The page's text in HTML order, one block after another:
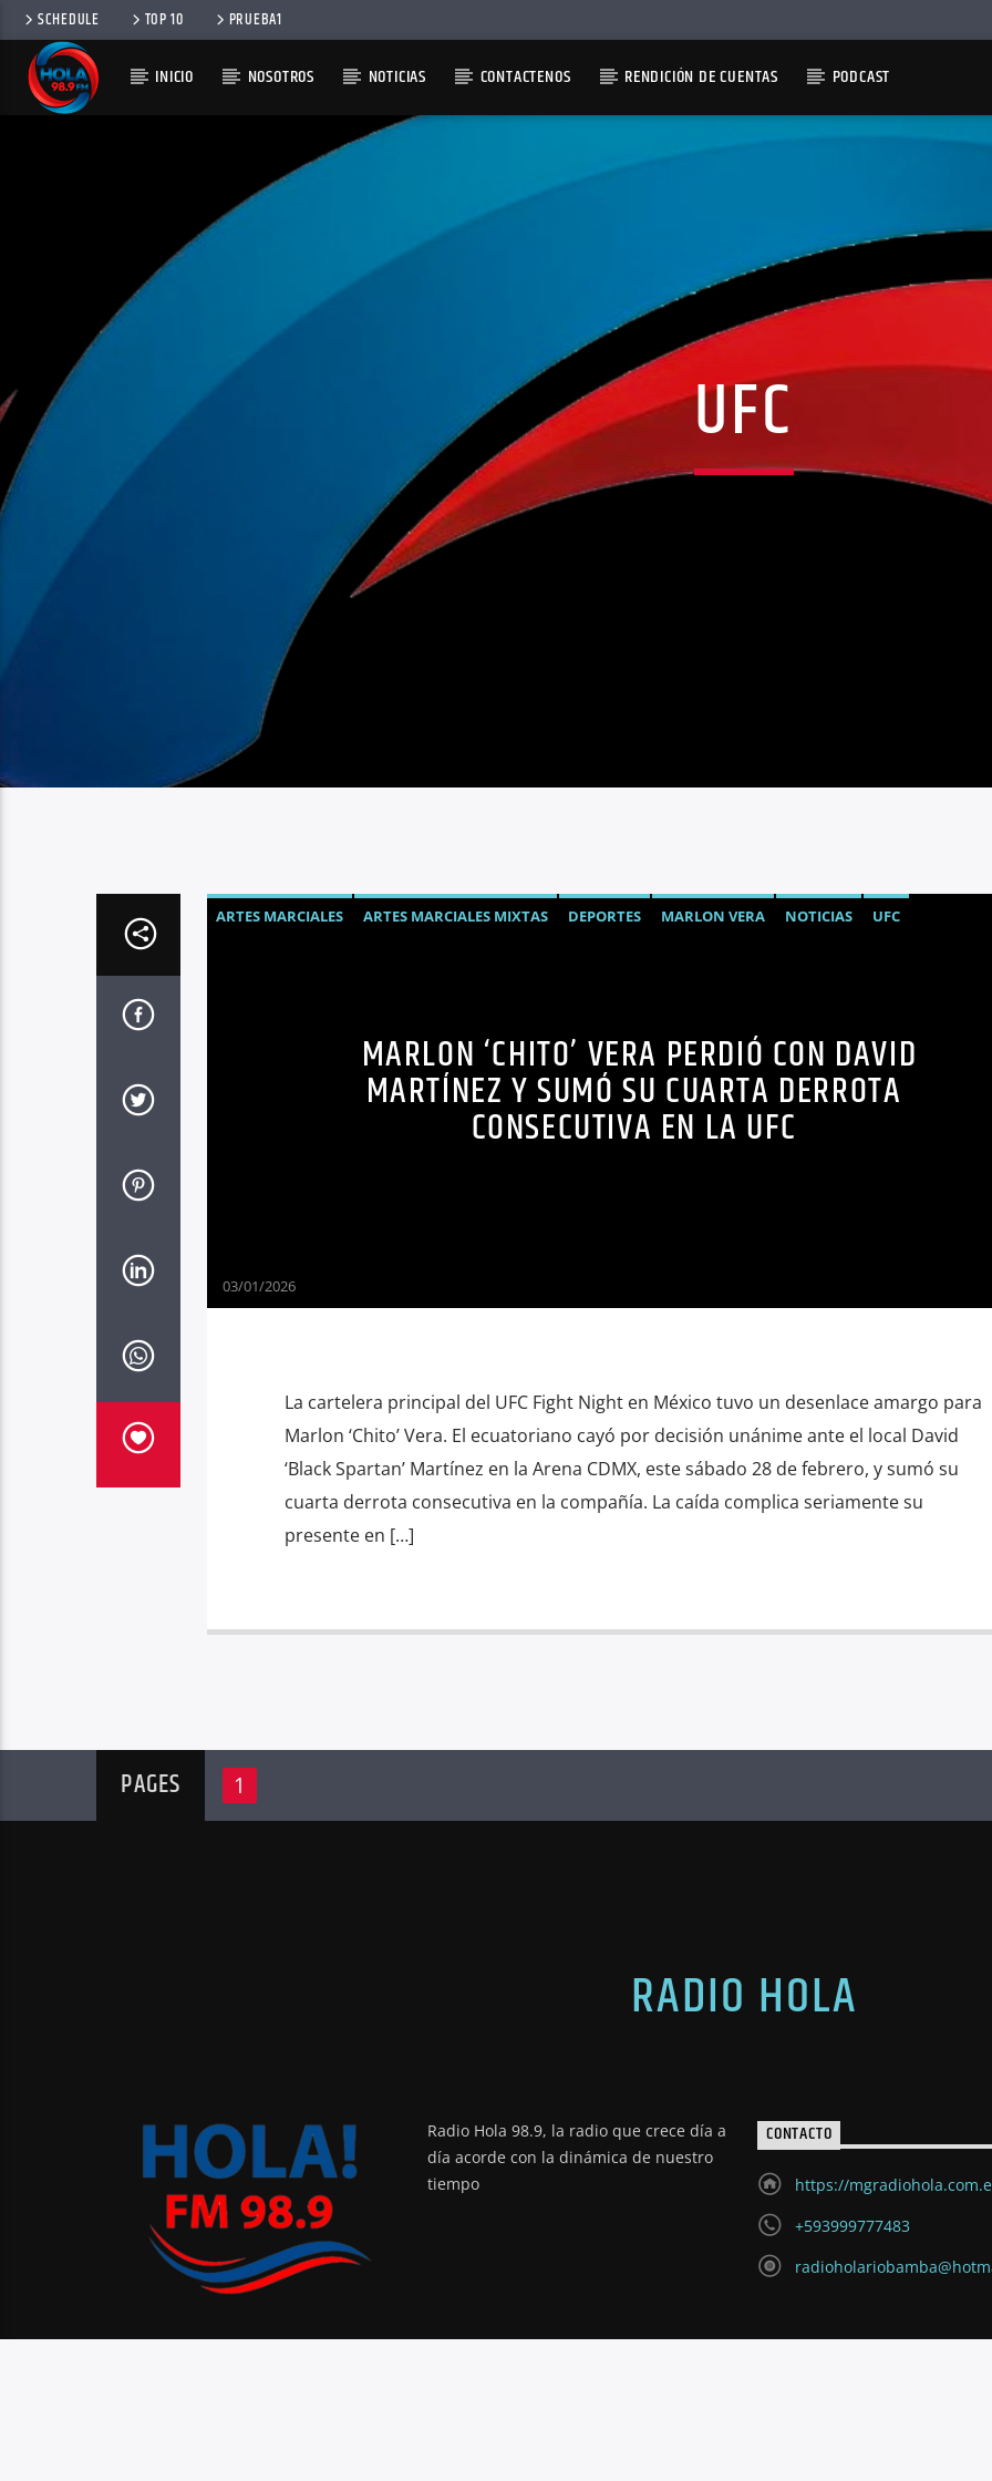
SCHEDULE TOP 10 PRUEBA1
INICIO NOSOTROS NOTICIAS CONTACTENOS RENDICIÓN DE CUENTAS PODCAST
UFC
ARTES MARCIALES ARTES MARCIALES MIXTAS DEPORTES MARLON VERA NOTICIAS UFC
MARLON ‘CHITO’ VERA PERDIÓ CON DAVID
MARTÍNEZ Y SUMÓ SU CUARTA DERROTA
CONSECUTIVA EN LA UFC
03/01/2026
La cartelera principal del UFC Fight Night en México tuvo un desenlace amargo para
Marlon ‘Chito’ Vera. El ecuatoriano cayó por decisión unánime ante el local David
‘Black Spartan’ Martínez en la Arena CDMX, este sábado 28 de febrero, y sumó su
cuarta derrota consecutiva en la compañía. La caída complica seriamente su
presente en […]
PAGES 1
RADIO HOLA
Radio Hola 98.9, la radio que crece día a
día acorde con la dinámica de nuestro
tiempo
CONTACTO
https://
+593999777483